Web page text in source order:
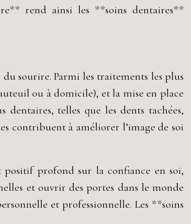
rend ainsi les **soins dentaires**
sourire. Parmi les traitements les plus
ou à domicile), et la mise en place
telles que les dents tachées,
contribuent à améliorer l’image de soi
positif profond sur la confiance en soi,
et ouvrir des portes dans le monde
et professionnelle. Les **soins